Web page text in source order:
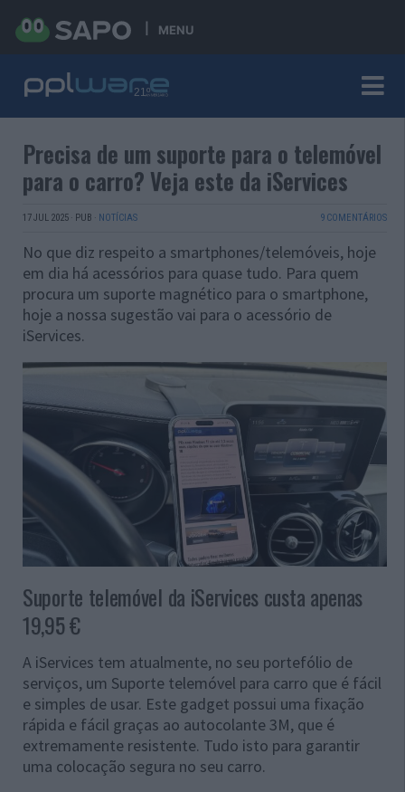
MENU
Precisa de um suporte para o telemóvel
para o carro? Veja este da iServices
17 JUL 2025 · PUB · NOTÍCIAS 9 COMENTÁRIOS
No que diz respeito a smartphones/telemóveis, hoje
em dia há acessórios para quase tudo. Para quem
procura um suporte magnético para o smartphone,
hoje a nossa sugestão vai para o acessório de
iServices.
Suporte telemóvel da iServices custa apenas
19,95 €
A iServices tem atualmente, no seu portefólio de
serviços, um Suporte telemóvel para carro que é fácil
e simples de usar. Este gadget possui uma fixação
rápida e fácil graças ao autocolante 3M, que é
extremamente resistente. Tudo isto para garantir
uma colocação segura no seu carro.